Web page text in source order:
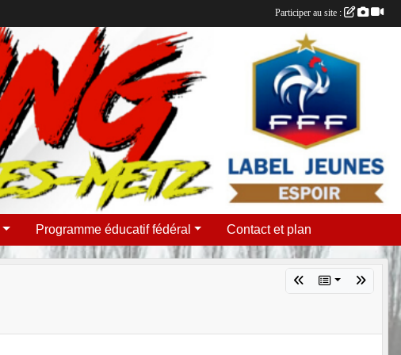
Programme éducatif fédéral Contact et plan
Participer au site :